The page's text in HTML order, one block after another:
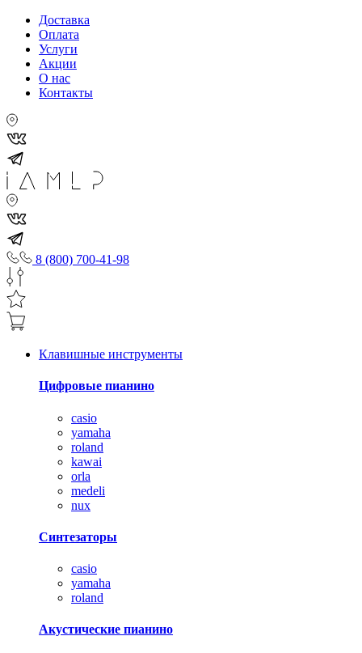
Доставка
Оплата
Услуги
Акции
О нас
Контакты
8 (800) 700-41-98
Клавишные инструменты
Цифровые пианино
casio
yamaha
roland
kawai
orla
medeli
nux
Синтезаторы
casio
yamaha
roland
Акустические пианино